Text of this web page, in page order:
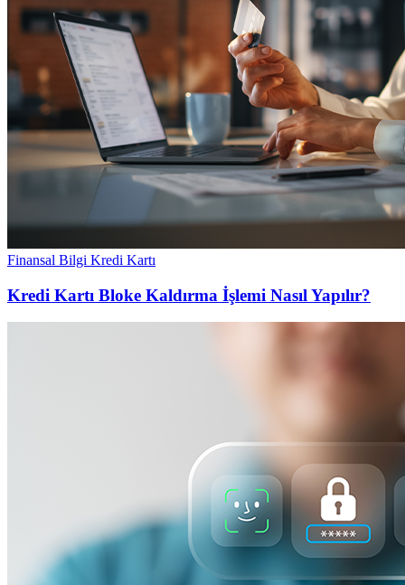
Finansal Bilgi Kredi Kartı
Kredi Kartı Bloke Kaldırma İşlemi Nasıl Yapılır?